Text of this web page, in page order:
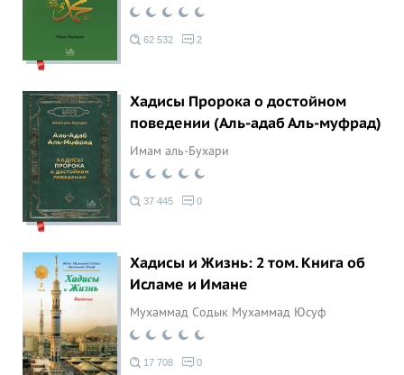
62 532 2
Хадисы Пророка о достойном
поведении (Аль-адаб Аль-муфрад)
Имам аль-Бухари
37 445 0
Хадисы и Жизнь: 2 том. Книга об
Исламе и Имане
Мухаммад Содык Мухаммад Юсуф
17 708 0